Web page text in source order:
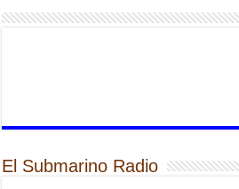
El Submarino Radio